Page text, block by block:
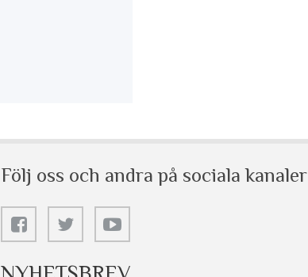
Följ oss och andra på sociala kanaler